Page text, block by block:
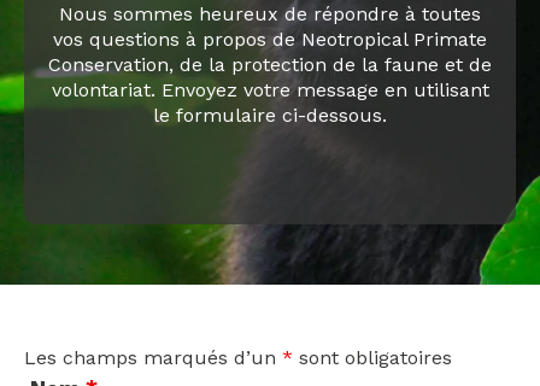
Nous sommes heureux de répondre à toutes
vos questions à propos de Neotropical Primate
Conservation, de la protection de la faune et de
volontariat. Envoyez votre message en utilisant
le formulaire ci-dessous.
Les champs marqués d’un * sont obligatoires